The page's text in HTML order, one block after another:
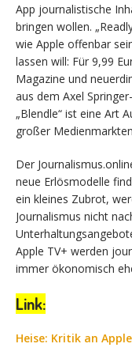
App journalistische
bringen wollen.
wie Apple offenbar
lassen will: Für 9,99
Magazine und
aus dem Axel
„Blendle“ ist eine Art
großer
Der
neue Erlösmodelle
ein kleines Zubrot,
Journalismus nicht
Apple TV+ werden
immer ökonomisch
Link:
Heise: Kritik an